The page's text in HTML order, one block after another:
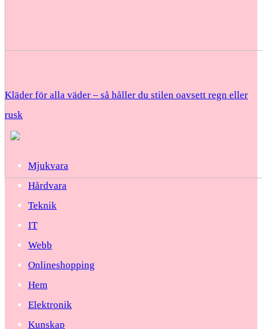
Kläder för alla väder – så håller du stilen oavsett regn eller
rusk
Mjukvara
Hårdvara
Teknik
IT
Webb
Onlineshopping
Hem
Elektronik
Kunskap